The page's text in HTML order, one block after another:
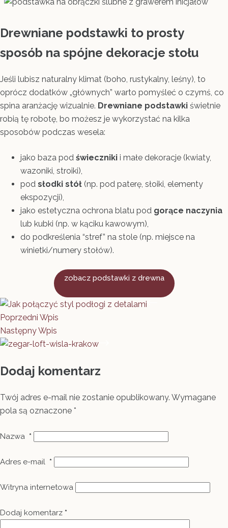
Drewniane podstawki to prosty
sposób na spójne dekoracje stołu
Jeśli lubisz naturalny klimat (boho, rustykalny, leśny), to
oprócz dodatków „głównych” warto pomyśleć o czymś, co
spina aranżację wizualnie. Drewniane podstawki świetnie
robią tę robotę, bo możesz je wykorzystać na kilka
sposobów podczas wesela:
jako baza pod świeczniki i małe dekoracje (kwiaty,
wazoniki, stroiki),
pod słodki stół (np. pod paterę, słoiki, elementy
ekspozycji),
jako estetyczna ochrona blatu pod gorące naczynia
lub kubki (np. w kąciku kawowym),
do podkreślenia “stref” na stole (np. miejsce na
winietki/numery stołów).
zobacz podstawki z drewna
Poprzedni Wpis
NastępnyWpis
Dodaj komentarz
Twój adres e-mail nie zostanie opublikowany. Wymagane
pola są oznaczone *
Nazwa *
Adres e-mail *
Witryna internetowa
Dodaj komentarz *